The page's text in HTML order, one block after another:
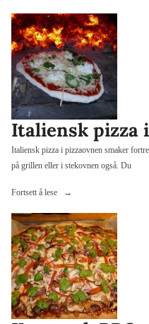
Italiensk pizza
Italiensk pizza i pizzaovnen smaker
på grillen eller i stekovnen også. Du
Fortsett å lese
«Italiensk
i
pizzaovnen»